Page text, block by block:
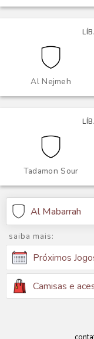
Al Nejmeh
Tadamon Sour
Al Mabarrah
saiba mais:
Próximos
Camisas e